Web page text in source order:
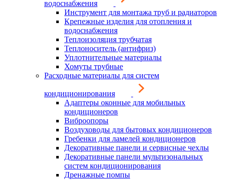
водоснабжения
Инструмент для монтажа труб и радиаторов
Крепежные изделия для отопления и
водоснабжения
Теплоизоляция трубчатая
Теплоноситель (антифриз)
Уплотнительные материалы
Хомуты трубные
Расходные материалы для систем
кондиционирования
Адаптеры оконные для мобильных
кондиционеров
Виброопоры
Воздуховоды для бытовых кондиционеров
Гребенки для ламелей кондиционеров
Декоративные панели и сервисные чехлы
Декоративные панели мультизональных
систем кондиционирования
Дренажные помпы